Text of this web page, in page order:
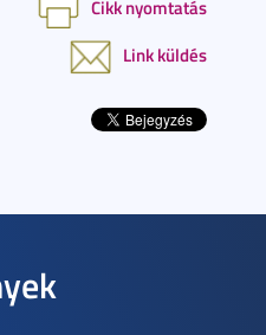
Cikk nyomtatás
Link küldés